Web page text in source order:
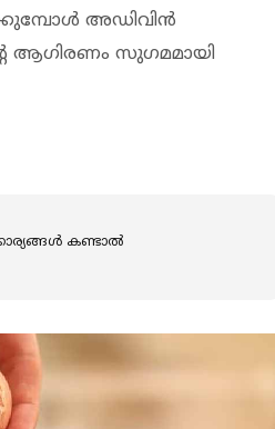
അഡിവിന്‍
ആഗിരണം സുഗമമായി
കണ്ടാല്‍